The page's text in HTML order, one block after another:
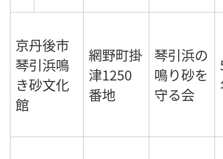
京丹後市
琴引浜鳴
き砂文化
館
網野町掛
津1250
番地
琴引浜の
鳴り砂を
守る会